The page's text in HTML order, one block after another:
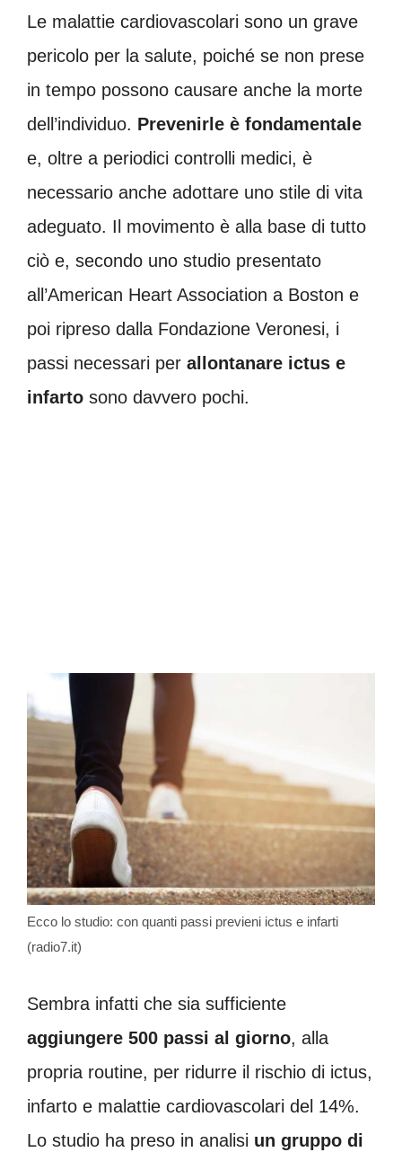
Le malattie cardiovascolari sono un grave
pericolo per la salute, poiché se non prese
in tempo possono causare anche la morte
dell’individuo. Prevenirle è fondamentale
e, oltre a periodici controlli medici, è
necessario anche adottare uno stile di vita
adeguato. Il movimento è alla base di tutto
ciò e, secondo uno studio presentato
all’American Heart Association a Boston e
poi ripreso dalla Fondazione Veronesi, i
passi necessari per allontanare ictus e
infarto sono davvero pochi.
Ecco lo studio: con quanti passi previeni ictus e infarti
(radio7.it)
Sembra infatti che sia sufficiente
aggiungere 500 passi al giorno, alla
propria routine, per ridurre il rischio di ictus,
infarto e malattie cardiovascolari del 14%.
Lo studio ha preso in analisi un gruppo di